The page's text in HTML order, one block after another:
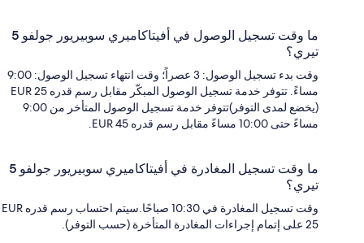
ما وقت تسجيل الوصول في أفيتاكاميري سوبيريور جولفو 5
تيري؟
وقت بدء تسجيل الوصول: 3 عصراً؛ وقت انتهاء تسجيل الوصول: 9:00
مساءً. تتوفر خدمة تسجيل الوصول المبكّر مقابل رسم قدره EUR 25
(يخضع لمدى التوفر)تتوفر خدمة تسجيل الوصول المتأخر من 9:00
مساءً حتى 10:00 مساءً مقابل رسم قدره EUR 45.
ما وقت تسجيل المغادرة في أفيتاكاميري سوبيريور جولفو 5
تيري؟
وقت تسجيل المغادرة في 10:30 صباحًا.سيتم احتساب رسم قدره EUR
25 على إتمام إجراءات المغادرة المتأخرة (حسب التوفر).